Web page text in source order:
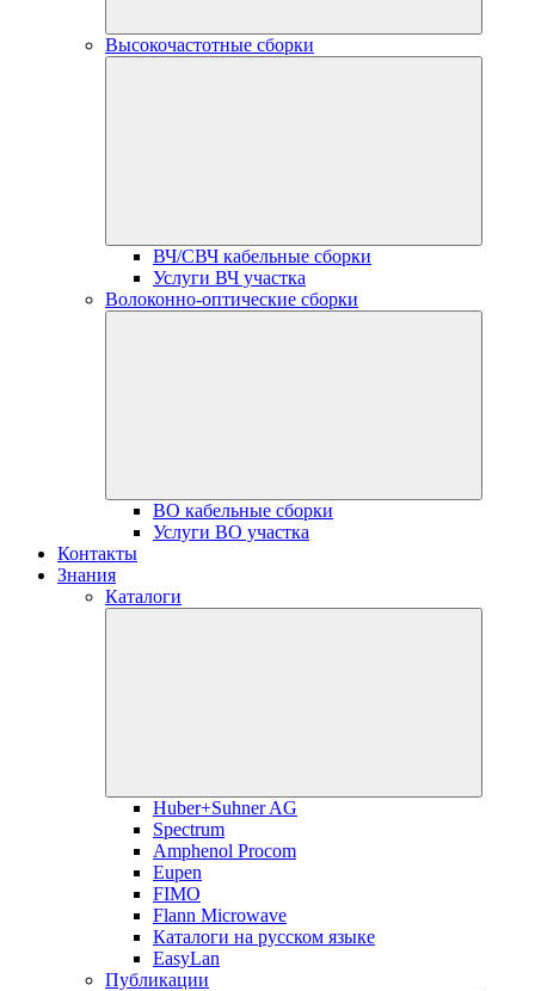
Высокочастотные сборки
ВЧ/СВЧ кабельные сборки
Услуги ВЧ участка
Волоконно-оптические сборки
ВО кабельные сборки
Услуги ВО участка
Контакты
Знания
Каталоги
Huber+Suhner AG
Spectrum
Amphenol Procom
Eupen
FIMO
Flann Microwave
Каталоги на русском языке
EasyLan
Публикации